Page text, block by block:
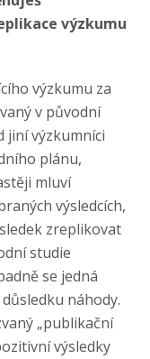
výzkumu
výzkumu za
v původní
jiní výzkumníci
plánu,
mluví
výsledcích,
zreplikovat
studie
se jedná
náhody.
„publikační
výsledky